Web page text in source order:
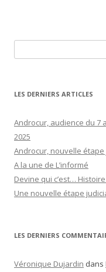
LES DERNIERS ARTICLES
Androcur, audience du 7
2025
Androcur, nouvelle étape
A la une de L’informé
Devine qui c’est…
Une nouvelle étape
LES DERNIERS
Véronique Dujardin dans